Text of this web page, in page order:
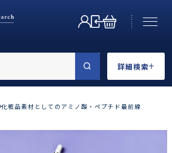
詳細検索
化粧品素材としてのアミノ酸・ペプチド最前線